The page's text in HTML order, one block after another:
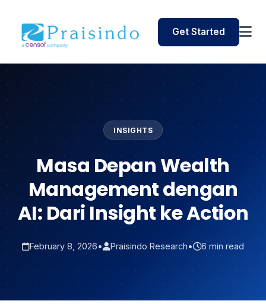
Get Started
INSIGHTS
Masa Depan Wealth
Management dengan
AI: Dari Insight ke Action
February 8, 2026• Praisindo Research• 6 min read